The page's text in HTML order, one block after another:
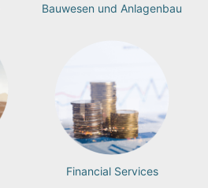
Bauwesen und Anlagenbau
Financial Services